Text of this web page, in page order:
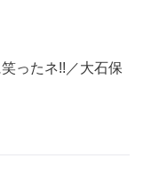
ったネ!!／大石保